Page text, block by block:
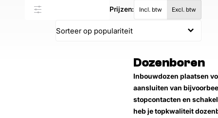
Prijzen: Incl. btw Excl. btw
Dozenboren
Inbouwdozen plaatsen
aansluiten van
stopcontacten en
heb je topkwaliteit